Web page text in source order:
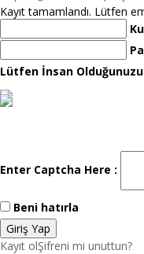
Kayıt tamamlandı. Lütfen
Lütfen İnsan Olduğunuzu
Enter Captcha Here :
Beni hatırla
Kayıt olŞifreni mi unuttun?